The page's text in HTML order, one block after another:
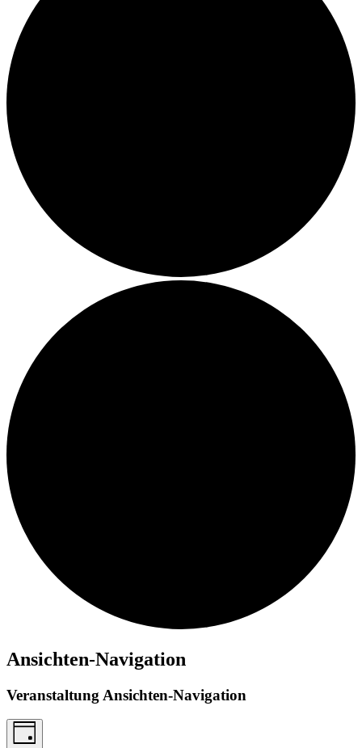
Ansichten-Navigation
Veranstaltung Ansichten-Navigation